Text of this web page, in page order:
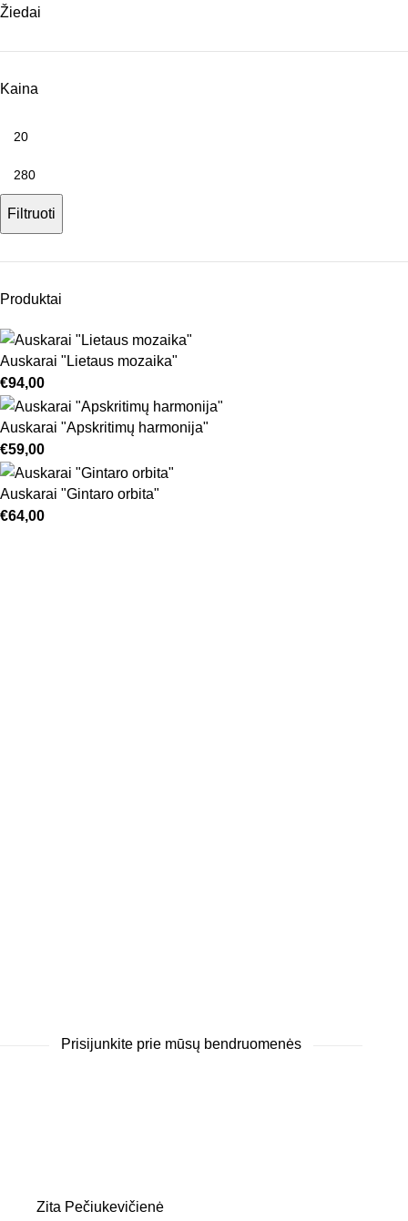
Žiedai
Kaina
Filtruoti
Produktai
Auskarai "Lietaus mozaika"
€94,00
Auskarai "Apskritimų harmonija"
€59,00
Auskarai "Gintaro orbita"
€64,00
Prisijunkite prie mūsų bendruomenės
Zita Pečiukevičienė